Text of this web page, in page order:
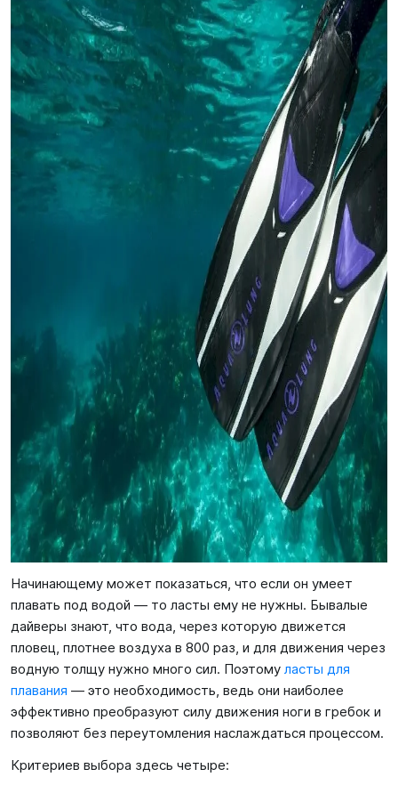
Начинающему может показаться, что если он умеет
плавать под водой — то ласты ему не нужны. Бывалые
дайверы знают, что вода, через которую движется
пловец, плотнее воздуха в 800 раз, и для движения через
водную толщу нужно много сил. Поэтому ласты для
плавания — это необходимость, ведь они наиболее
эффективно преобразуют силу движения ноги в гребок и
позволяют без переутомления наслаждаться процессом.
Критериев выбора здесь четыре: